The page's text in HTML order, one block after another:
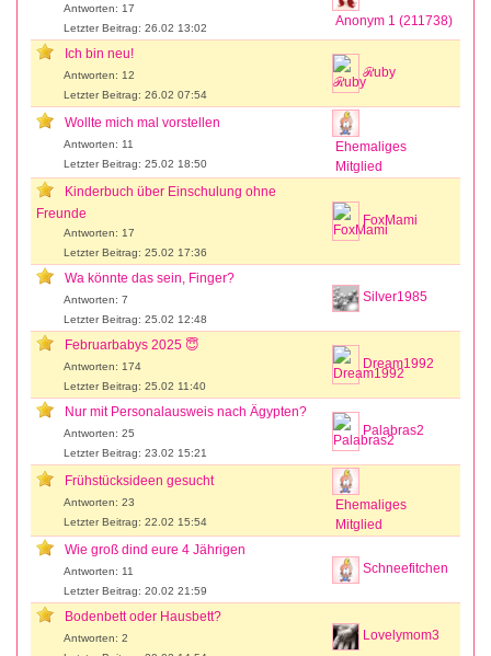
Antworten: 17
Letzter Beitrag: 26.02 13:02
Anonym 1 (211738)
Ich bin neu!
Antworten: 12
Letzter Beitrag: 26.02 07:54
ℛuby
Wollte mich mal vorstellen
Antworten: 11
Letzter Beitrag: 25.02 18:50
Ehemaliges
Mitglied
Kinderbuch über Einschulung ohne
Freunde
Antworten: 17
Letzter Beitrag: 25.02 17:36
FoxMami
Wa könnte das sein, Finger?
Antworten: 7
Letzter Beitrag: 25.02 12:48
Silver1985
Februarbabys 2025 😇
Antworten: 174
Letzter Beitrag: 25.02 11:40
Dream1992
Nur mit Personalausweis nach Ägypten?
Antworten: 25
Letzter Beitrag: 23.02 15:21
Palabras2
Frühstücksideen gesucht
Antworten: 23
Letzter Beitrag: 22.02 15:54
Ehemaliges
Mitglied
Wie groß dind eure 4 Jährigen
Antworten: 11
Letzter Beitrag: 20.02 21:59
Schneefitchen
Bodenbett oder Hausbett?
Antworten: 2
Lovelymom3